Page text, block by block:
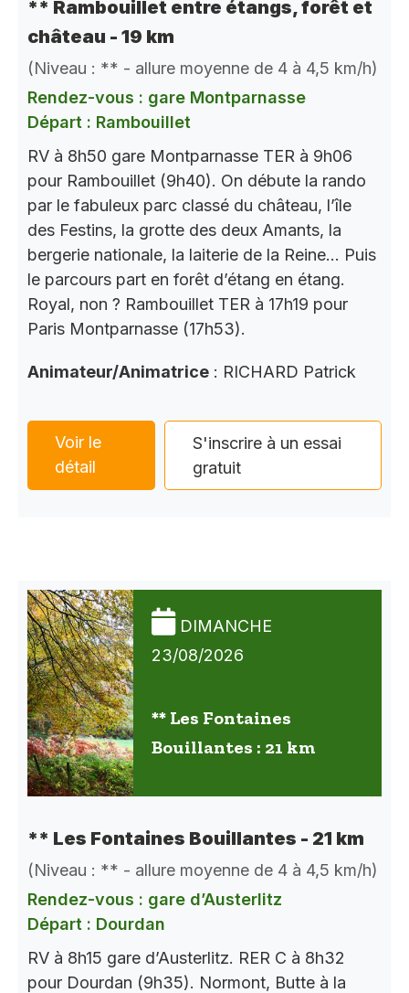
** Rambouillet entre étangs, forêt et
château - 19 km
(Niveau : ** - allure moyenne de 4 à 4,5 km/h)
Rendez-vous : gare Montparnasse
Départ : Rambouillet
RV à 8h50 gare Montparnasse TER à 9h06
pour Rambouillet (9h40). On débute la rando
par le fabuleux parc classé du château, l’île
des Festins, la grotte des deux Amants, la
bergerie nationale, la laiterie de la Reine… Puis
le parcours part en forêt d’étang en étang.
Royal, non ? Rambouillet TER à 17h19 pour
Paris Montparnasse (17h53).
Animateur/Animatrice : RICHARD Patrick
Voir le
détail
S'inscrire à un essai
gratuit
DIMANCHE
23/08/2026
** Les Fontaines
Bouillantes : 21 km
** Les Fontaines Bouillantes - 21 km
(Niveau : ** - allure moyenne de 4 à 4,5 km/h)
Rendez-vous : gare d’Austerlitz
Départ : Dourdan
RV à 8h15 gare d’Austerlitz. RER C à 8h32
pour Dourdan (9h35). Normont, Butte à la